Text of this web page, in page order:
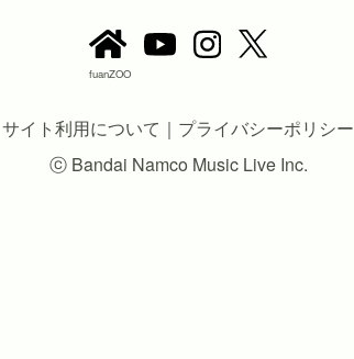
fuanZOO
サイト利用について ｜ プライバシーポリシー
ⓒ Bandai Namco Music Live Inc.